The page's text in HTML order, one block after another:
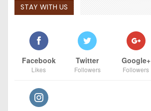
STAY WITH US
Facebook
Likes
Twitter
Followers
Google+
Followers